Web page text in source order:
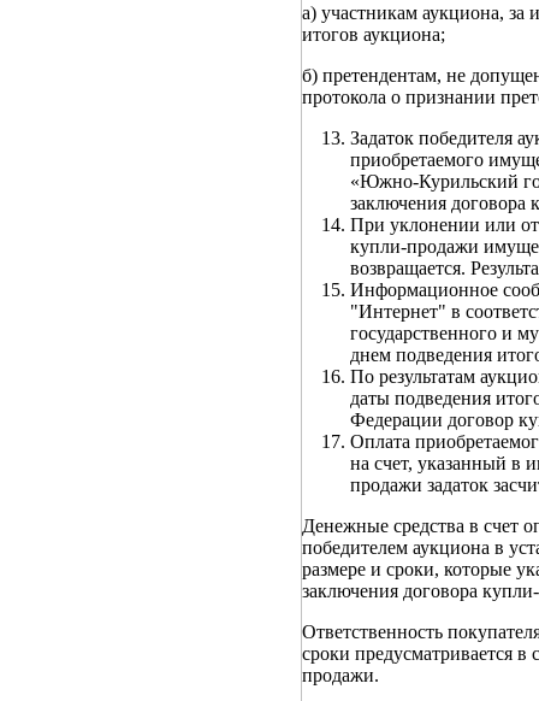
а) участникам аукциона, за
итогов аукциона;
б) претендентам, не
протокола о признании
Задаток победителя
приобретаемого
«Южно-Курильский
заключения
При уклонении или
купли-продажи
возвращается.
Информационное
"Интернет" в
государственного и
днем подведения
По результатам
даты подведения
Федерации договор
Оплата
на счет, указанный в
продажи задаток
Денежные средства в счет
победителем аукциона в
размере и сроки, которые
заключения договора
Ответственность
сроки предусматривается в
продажи.